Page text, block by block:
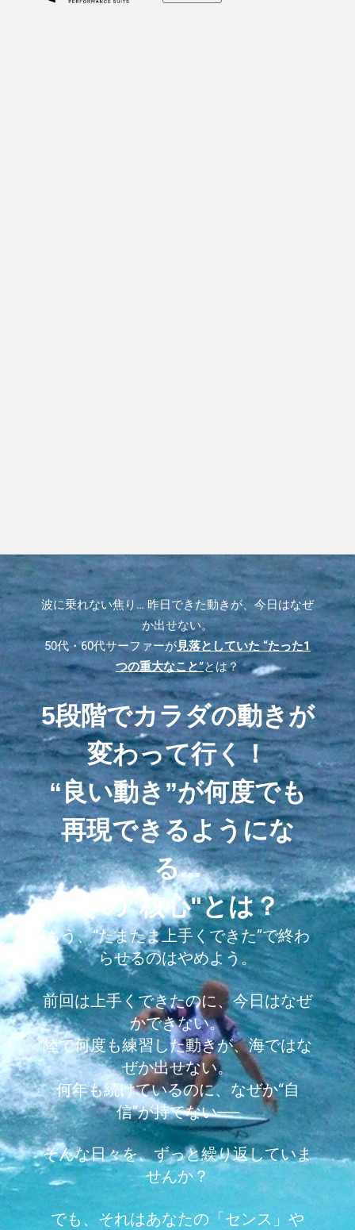
波に乗れない焦り… 昨日できた動きが、今日はなぜ
か出せない。
50代・60代サーファーが見落としていた “たった1
つの重大なこと”とは？
5段階でカラダの動きが
変わって行く！
“良い動き”が何度でも
再現できるようにな
る...
その"核心"とは？
もう、“たまたま上手くできた”で終わ
らせるのはやめよう。
前回は上手くできたのに、今日はなぜ
かできない。
陸で何度も練習した動きが、海ではな
ぜか出せない。
何年も続けているのに、なぜか“自
信”が持てない──
そんな日々を、ずっと繰り返していま
せんか？
でも、それはあなたの「センス」や